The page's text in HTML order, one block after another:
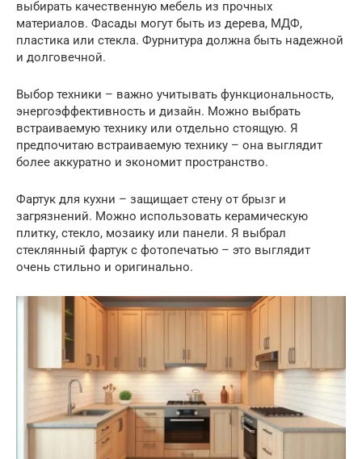
выбирать качественную мебель из прочных
материалов. Фасады могут быть из дерева, МДФ,
пластика или стекла. Фурнитура должна быть надежной
и долговечной.
Выбор техники – важно учитывать функциональность,
энергоэффективность и дизайн. Можно выбрать
встраиваемую технику или отдельно стоящую. Я
предпочитаю встраиваемую технику – она выглядит
более аккуратно и экономит пространство.
Фартук для кухни – защищает стену от брызг и
загрязнений. Можно использовать керамическую
плитку, стекло, мозаику или панели. Я выбрал
стеклянный фартук с фотопечатью – это выглядит
очень стильно и оригинально.